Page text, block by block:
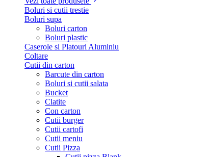
Boluri si cutii trestie
Boluri supa
Boluri carton
Boluri plastic
Caserole si Platouri Aluminiu
Coltare
Cutii din carton
Barcute din carton
Boluri si cutii salata
Bucket
Clatite
Con carton
Cutii burger
Cutii cartofi
Cutii meniu
Cutii Pizza